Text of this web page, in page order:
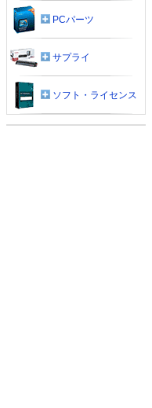
PCパーツ
サプライ
ソフト・ライセンス